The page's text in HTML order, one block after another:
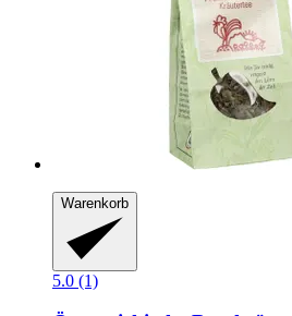
Warenkorb
5.0 (1)